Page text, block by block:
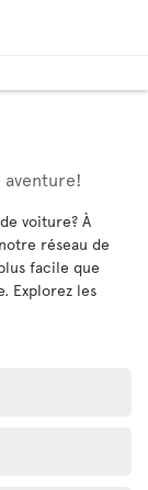
aventure!
voiture? À
réseau de
facile que
Explorez les